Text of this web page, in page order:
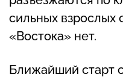
сильных взрослых
«Востока» нет.
Ближайший старт